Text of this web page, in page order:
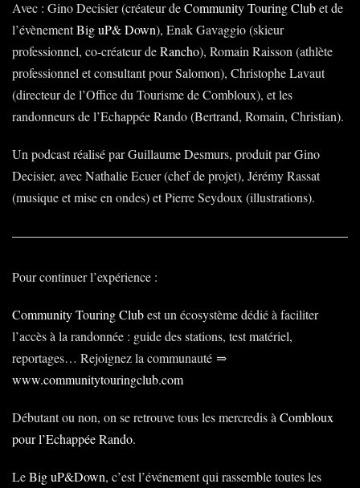
Avec : Gino Decisier (créateur deCommunity Touring Clubet de
l’évènementBig uP& Down), Enak Gavaggio (skieur
professionnel, co-créateur deRancho), Romain Raisson (athlète
professionnel et consultant pour Salomon), Christophe Lavaut
(directeur de l’Office du Tourisme de Combloux), et les
randonneurs de l’Echappée Rando (Bertrand, Romain, Christian).
Un podcast réalisé par Guillaume Desmurs, produit par Gino
Decisier, avec Nathalie Ecuer (chef de projet), Jérémy Rassat
(musique et mise en ondes) et Pierre Seydoux (illustrations).
Pour continuer l’expérience :
Community Touring Clubest un écosystème dédié à faciliter
l’accès à la randonnée : guide des stations, test matériel,
reportages… Rejoignez la communauté ⇒
www.communitytouringclub.com
Débutant ou non, on se retrouve tous les mercredis à Combloux
pour l’Echappée Rando.
LeBig uP&Down, c’est l’événement qui rassemble toutes les